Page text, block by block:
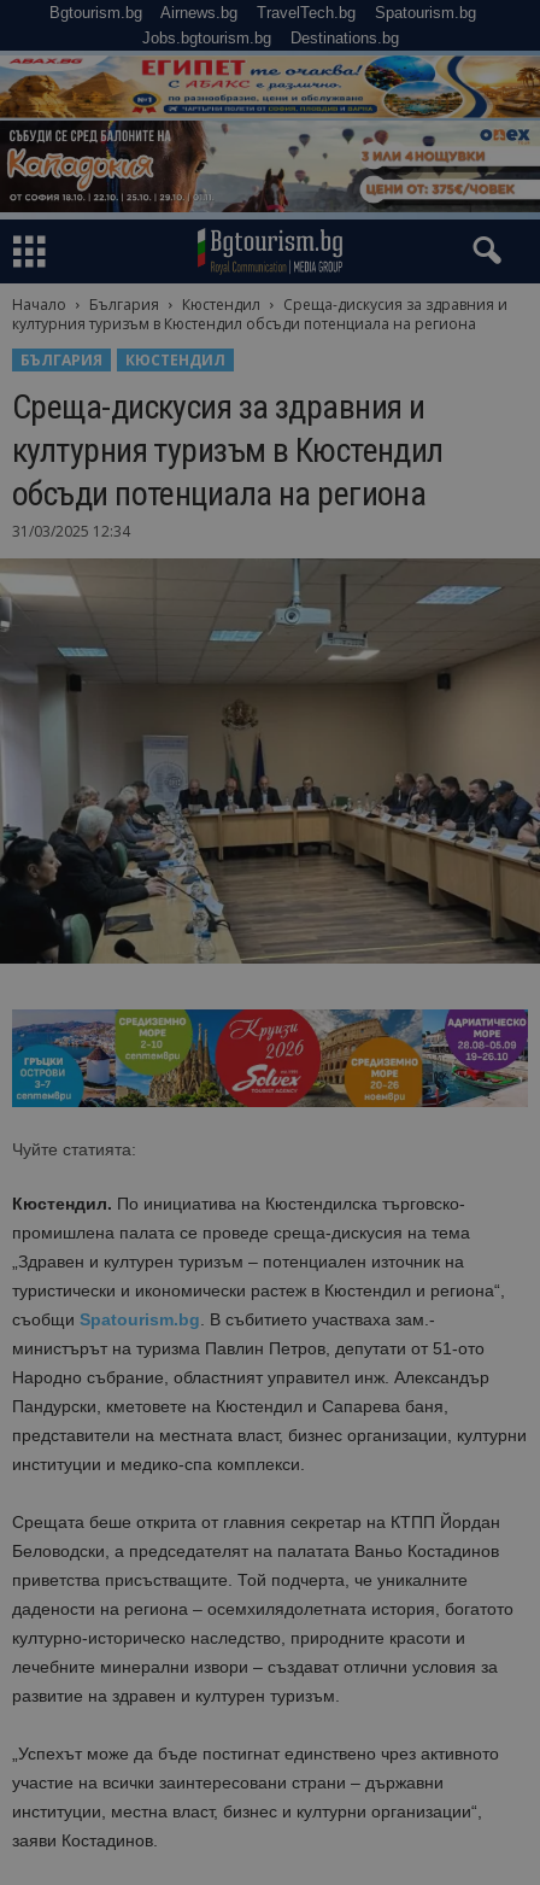
Bgtourism.bg Airnews.bg TravelTech.bg
Spatourism.bg
Jobs.bgtourism.bg
Destinations.bg
Начало България Кюстендил
Среща-дискусия за здравния и
културния туризъм в Кюстендил обсъди потенциала на региона
БЪЛГАРИЯ
КЮСТЕНДИЛ
Среща-дискусия за здравния и
културния туризъм в Кюстендил
обсъди потенциала на региона
31/03/2025 12:34
Чуйте статията:
Кюстендил. По инициатива на Кюстендилска търговско-
промишлена палата се проведе среща-дискусия на тема
„Здравен и културен туризъм – потенциален източник на
туристически и икономически растеж в Кюстендил и региона“,
съобщи Spatourism.bg. В събитието участваха зам.-
министърът на туризма Павлин Петров, депутати от 51-ото
Народно събрание, областният управител инж. Александър
Пандурски, кметовете на Кюстендил и Сапарева баня,
представители на местната власт, бизнес организации, културни
институции и медико-спа комплекси.
Срещата беше открита от главния секретар на КТПП Йордан
Беловодски, а председателят на палатата Ваньо Костадинов
приветства присъстващите. Той подчерта, че уникалните
дадености на региона – осемхилядолетната история, богатото
културно-историческо наследство, природните красоти и
лечебните минерални извори – създават отлични условия за
развитие на здравен и културен туризъм.
„Успехът може да бъде постигнат единствено чрез активното
участие на всички заинтересовани страни – държавни
институции, местна власт, бизнес и културни организации“,
заяви Костадинов.